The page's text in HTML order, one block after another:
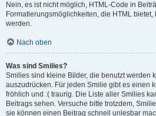
Nein, es ist nicht möglich, HTML-Code in
Formatierungsmöglichkeiten, die HTML
werden.
Nach oben
Was sind Smilies?
Smilies sind kleine Bilder, die benutzt werden
auszudrücken. Für jeden Smilie gibt es einen
fröhlich und :( traurig. Die Liste aller Smilies
Beitrags sehen. Versuche bitte trotzdem,
sie können einen Beitrag schnell unlesbar